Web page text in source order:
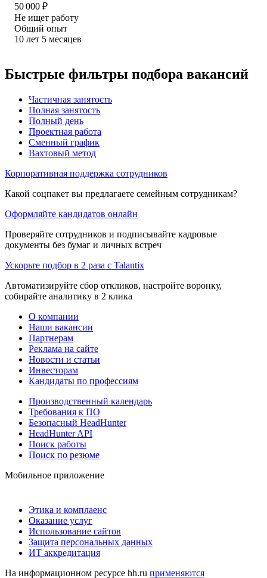
50 000 ₽
Не ищет работу
Общий опыт
10 лет 5 месяцев
Быстрые фильтры подбора вакансий
Частичная занятость
Полная занятость
Полный день
Проектная работа
Сменный график
Вахтовый метод
Корпоративная поддержка сотрудников
Какой соцпакет вы предлагаете семейным сотрудникам?
Оформляйте кандидатов онлайн
Проверяйте сотрудников и подписывайте кадровые
документы без бумаг и личных встреч
Ускорьте подбор в 2 раза с Talantix
Автоматизируйте сбор откликов, настройте воронку,
собирайте аналитику в 2 клика
О компании
Наши вакансии
Партнерам
Реклама на сайте
Новости и статьи
Инвесторам
Кандидаты по профессиям
Производственный календарь
Требования к ПО
Безопасный HeadHunter
HeadHunter API
Поиск работы
Поиск по резюме
Мобильное приложение
Этика и комплаенс
Оказание услуг
Использование сайтов
Защита персональных данных
ИТ аккредитация
На информационном ресурсе hh.ru применяются